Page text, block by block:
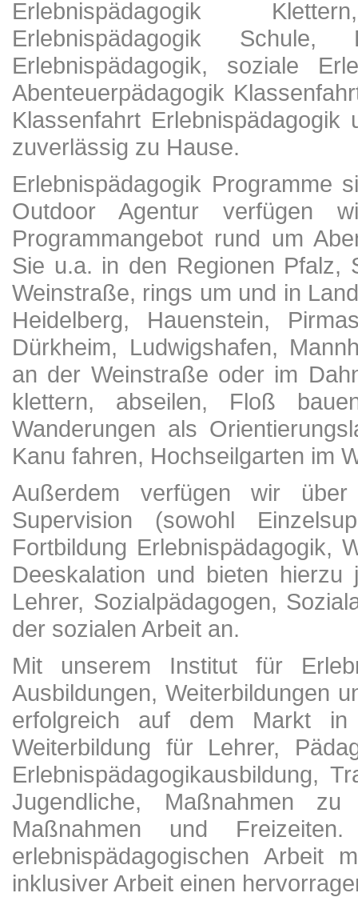
Erlebnispädagogik
Erlebnispädagogik Schule,
Erlebnispädagogik, soziale
Abenteuerpädagogik
Klassenfahrt
zuverlässig zu Hause.
Erlebnispädagogik Programme
Outdoor Agentur verfügen
Programmangebot rund um
Sie u.a. in den Regionen Pfalz,
Weinstraße, rings um und in
Heidelberg, Hauenstein,
Dürkheim, Ludwigshafen,
an der Weinstraße oder im
klettern, abseilen, Floß
Wanderungen als
Kanu fahren, Hochseilgarten im
Außerdem verfügen wir
Supervision (sowohl
Fortbildung Erlebnispädagogik,
Deeskalation und bieten
Lehrer, Sozialpädagogen,
der sozialen Arbeit an.
Mit unserem Institut für
Ausbildungen, Weiterbildungen
erfolgreich auf dem Markt in
Weiterbildung für Lehrer,
Erlebnispädagogikausbildung,
Jugendliche, Maßnahmen zu
Maßnahmen und
erlebnispädagogischen Arbeit
inklusiver Arbeit einen